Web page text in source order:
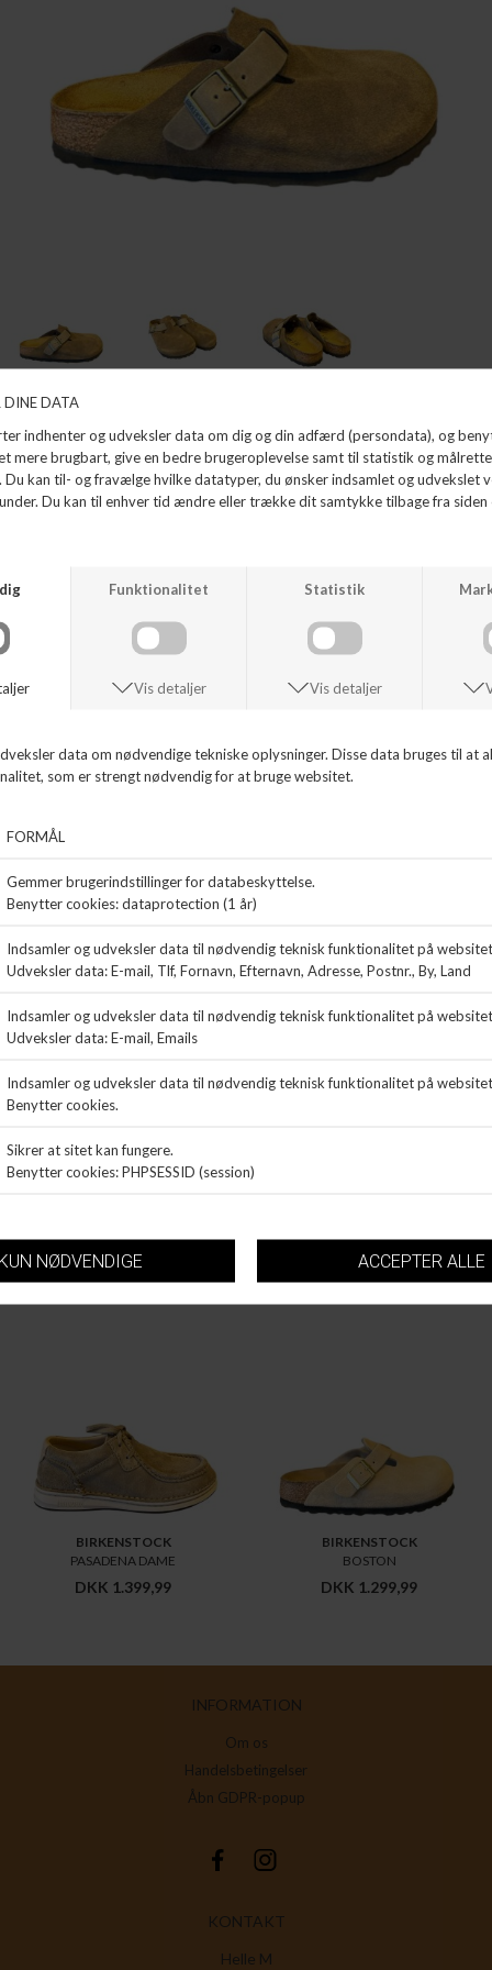
BOSTON
BIRKENSTOCK
DKK 1.299,99
BIRKENSTOCK
ARIZONA BIG BUCKLE
BIRKENSTOCK
PASADENA DAME
DKK 1.399,99
BIRKENSTOCK
BOSTON
DKK 1.299,99
INFORMATION
Om os
Handelsbetingelser
Åbn GDPR-popup
KONTAKT
Helle M